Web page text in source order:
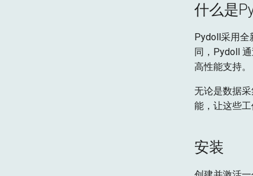
什么是
Pydoll采用全
同，Pydoll
高性能支持。
无论是数据采
能，让这些工
安装